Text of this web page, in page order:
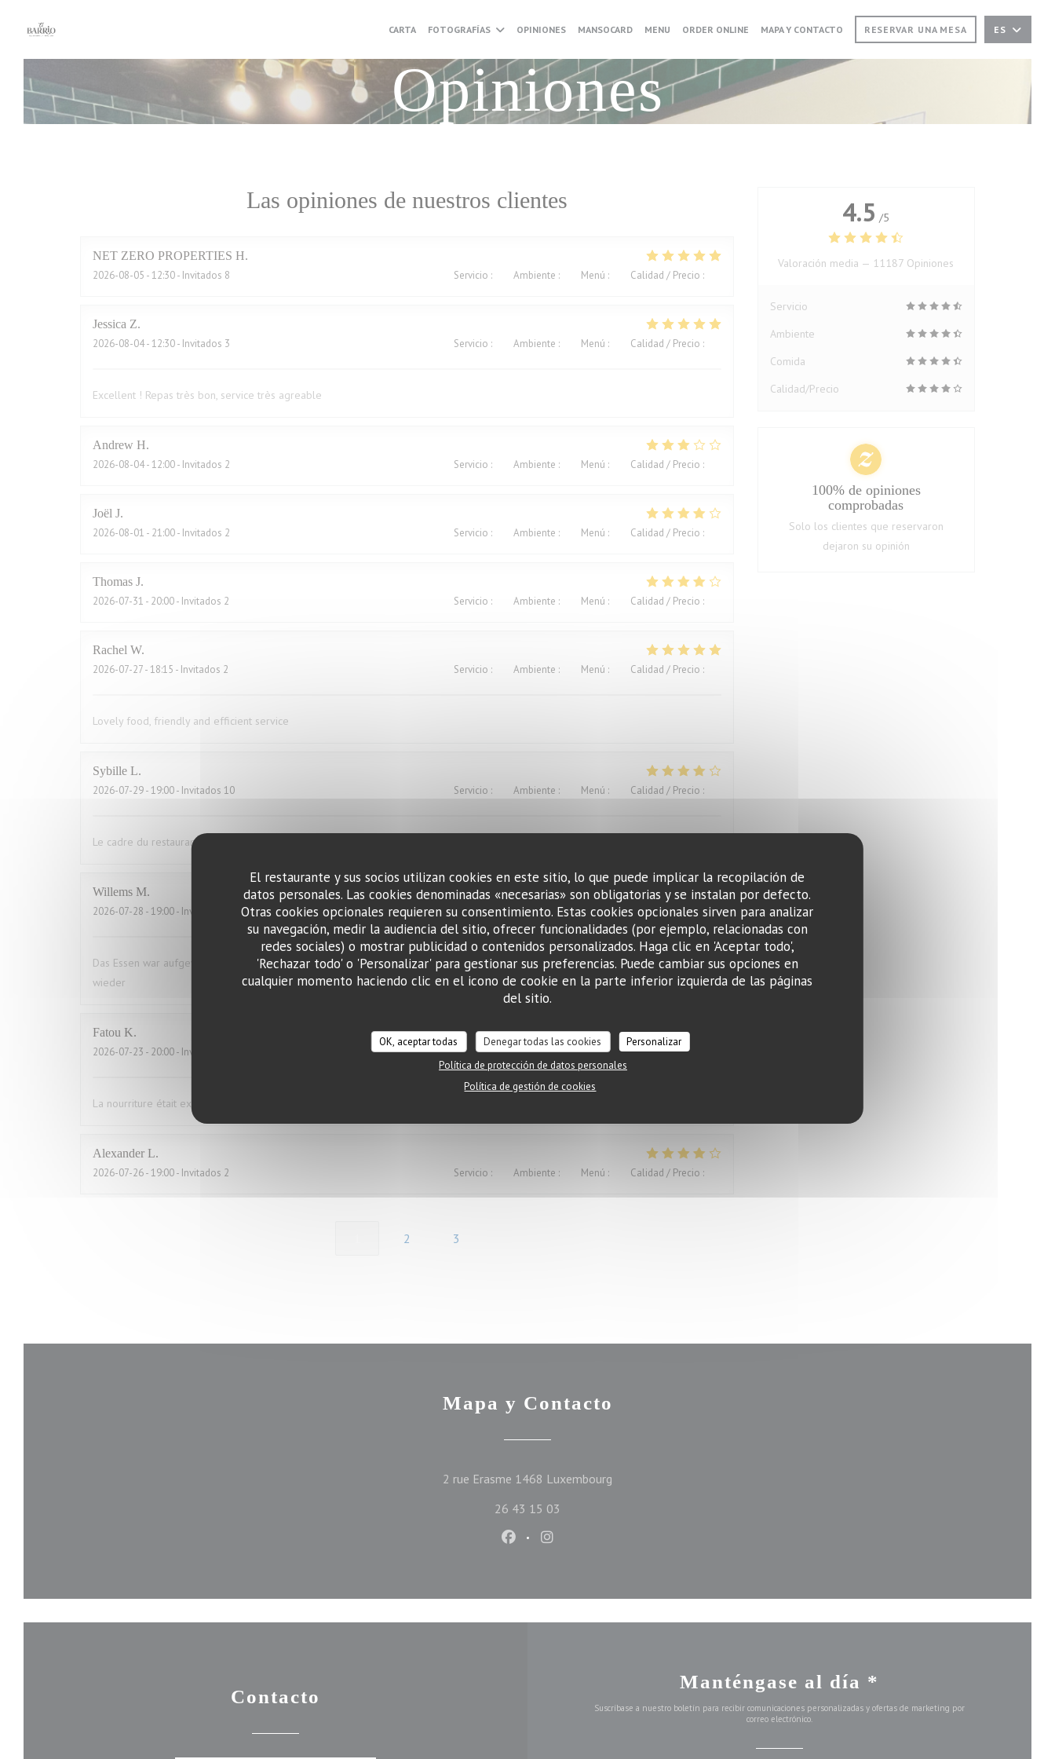
El restaurante y sus socios utilizan cookies en este sitio, lo que puede implicar la recopilación de
datos personales. Las cookies denominadas «necesarias» son obligatorias y se instalan por defecto.
Otras cookies opcionales requieren su consentimiento. Estas cookies opcionales sirven para analizar
su navegación, medir la audiencia del sitio, ofrecer funcionalidades (por ejemplo, relacionadas con
redes sociales) o mostrar publicidad o contenidos personalizados. Haga clic en 'Aceptar todo',
'Rechazar todo' o 'Personalizar' para gestionar sus preferencias. Puede cambiar sus opciones en
cualquier momento haciendo clic en el icono de cookie en la parte inferior izquierda de las páginas
del sitio.
OK, aceptar todas Denegar todas las cookies
Personalizar
Política de protección de datos personales
Política de gestión de cookies
CARTA FOTOGRAFÍAS OPINIONES MANSOCARD MENU((ABRE EN UNA NUEVA VENTANA))
ORDER ONLINE((ABRE EN UNA NUEVA VENTANA))
MAPA Y CONTACTO RESERVAR UNA MESA ES
Opiniones
Las opiniones de nuestros clientes
NET ZERO PROPERTIES H
2026-08-05 - 12:30 - Invitados 8 Servicio : Ambiente : Menú : Calidad / Precio :
Jessica Z
2026-08-04- 12:30 - Invitados 3 Servicio : Ambiente : Menú : Calidad / Precio :
Excellent ! Repas très bon, service très agreable
Andrew H
2026-08-04- 12:00 - Invitados 2 Servicio : Ambiente : Menú : Calidad / Precio :
Joël J
2026-08-01 - 21:00 - Invitados 2 Servicio : Ambiente : Menú : Calidad / Precio :
Thomas J
2026-07-31 - 20:00 - Invitados 2 Servicio : Ambiente : Menú : Calidad / Precio :
Rachel W
2026-07-27- 18:15 - Invitados 2 Servicio : Ambiente : Menú : Calidad / Precio :
Lovely food, friendly and efficient service
Sybille L
2026-07-29- 19:00 - Invitados 10 Servicio : Ambiente : Menú : Calidad / Precio :
Le cadre du restaurant est très bien. La qualité des plats. Excellent.Le service aimable
Willems M
2026-07-28 - 19:00 - Invitados 2 Servicio: 4/5 Ambiente :3/5 Menú: 1/5 Calidad / Precio :1/5
Das Essen war aufgewärmt und hat uns das ganze Vergnügen versaut. Ich war vorher schon mal dort und auch enttäuscht, deshalb nie
wieder
Fatou K
2026-07-23 - 20:00 - Invitados 16 Servicio:5/5 Ambiente:5/5 Menú: /5 Calidad / Precio
La nourriture était excises mes convives se sont régalés. Un grand merci pour le service également.
Alexander L
2026-07-26- 19:00 - Invitados 2 Servicio : Ambiente : Menú : Calidad / Precio :
2 3
4.5 /5
Valoración media — 11187 Opiniones
Servicio
Ambiente
Comida
Calidad/Precio
100% de opiniones
comprobadas
Solo los clientes que reservaron
dejaron su opinión
Mapa y Contacto
2 rue Erasme 1468 Luxembourg
26 43 15 03
Facebook ((abre en una nueva ventana))
Instagram ((abre en una nueva ventana))
Contacto
Manténgase al día *
Suscríbase a nuestro boletín para recibir comunicaciones personalizadas y ofertas de marketing por
correo electrónico.